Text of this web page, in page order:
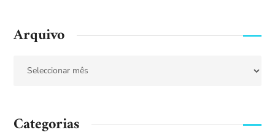
Arquivo
Categorias